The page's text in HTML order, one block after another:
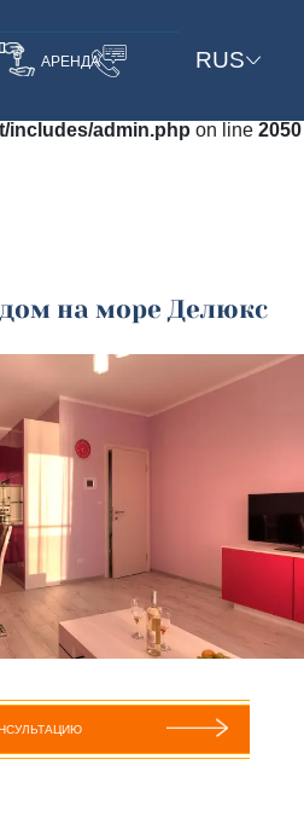
АРЕНДА RUS
offset on null in
harmonia-
includes/admin.php on line 2050
на море Делюкс